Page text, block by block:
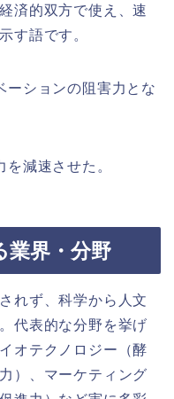
済的双方で使え、速
す語です。
ーションの阻害力とな
を減速させた。
業界・分野
れず、科学から人文
代表的な分野を挙げ
オテクノロジー（酵
）、マーケティング